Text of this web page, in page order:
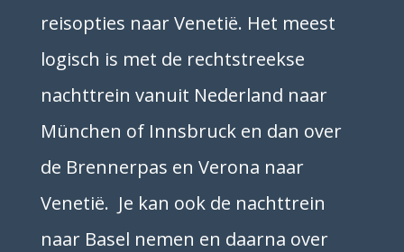
reisopties naar Venetië. Het meest
logisch is met de rechtstreekse
nachttrein vanuit Nederland naar
München of Innsbruck en dan over
de Brennerpas en Verona naar
Venetië. Je kan ook de nachttrein
naar Basel nemen en daarna over